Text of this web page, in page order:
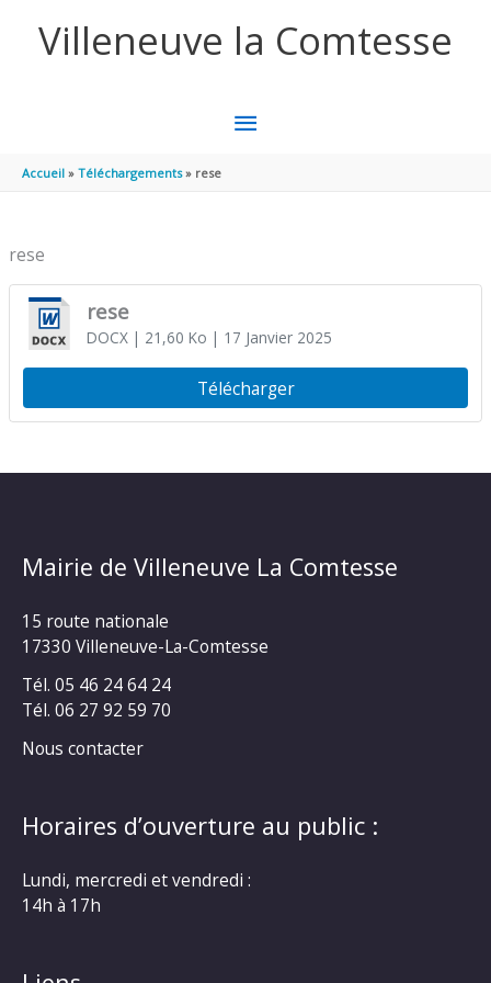
Villeneuve la Comtesse
MENU
Accueil Téléchargements rese
rese
rese
DOCX| 21,60 Ko | 17 Janvier 2025
Télécharger
Mairie de Villeneuve La Comtesse
15 route nationale
17330 Villeneuve-La-Comtesse
Tél. 05 46 24 64 24
Tél. 06 27 92 59 70
Nous contacter
Horaires d’ouverture au public :
Lundi, mercredi et vendredi :
14h à 17h